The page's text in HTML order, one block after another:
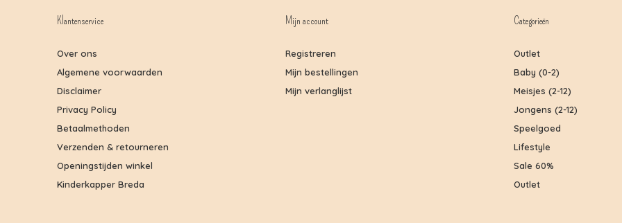
Klantenservice
Over ons
Algemene voorwaarden
Disclaimer
Privacy Policy
Betaalmethoden
Verzenden & retourneren
Openingstijden winkel
Kinderkapper Breda
Mijn account
Registreren
Mijn bestellingen
Mijn verlanglijst
Categorieën
Outlet
Baby (0-2)
Meisjes (2-12)
Jongens (2-12)
Speelgoed
Lifestyle
Sale 60%
Outlet